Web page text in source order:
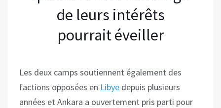
de leurs intérêts
pourrait éveiller
Les deux camps soutiennent également des
factions opposées en Libye depuis plusieurs
années et Ankara a ouvertement pris parti pour